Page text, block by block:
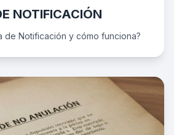
NOTIFICACIÓN
de Notificación y cómo funciona?